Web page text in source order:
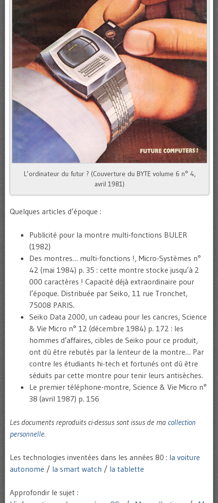
L’ordinateur du futur ? (Couverture du BYTE volume 6 n° 4,
avril 1981)
Quelques articles d’époque :
Publicité pour la montre multi-fonctions BULER
(1982)
Des montres… multi-fonctions !, Micro-Systèmes n°
42 (mai 1984) p. 35 : cette montre stocke jusqu’à 2
000 caractères ! Capacité déjà extraordinaire pour
l’époque. Distribuée par Seiko, 11 rue Tronchet,
75008 PARIS.
Seiko Data 2000, un cadeau pour les cancres, Science
& Vie Micro n° 12 (décembre 1984) p. 172 : les
hommes d’affaires, cibles de Seiko pour ce produit,
ont dû être rebutés par la lenteur de la montre… Par
contre les étudiants hi-tech et fortunés ont dû être
séduits par cette montre pour tenir leurs antisèches.
Le premier téléphone-montre, Science & Vie Micro n°
38 (avril 1987) p. 156
Les documents reproduits ci-dessus sont issus de ma collection
personnelle.
Les technologies inventées dans les années 80 : la voiture
autonome / la smart watch / la tablette
Approfondir le sujet :